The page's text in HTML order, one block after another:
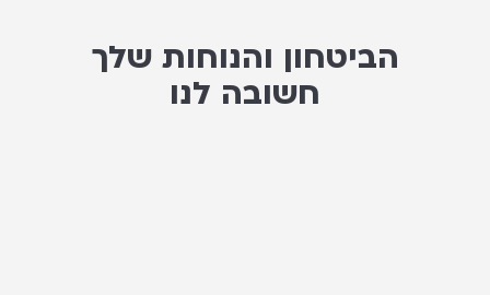
הביטחון והנוחות שלך
חשובה לנו